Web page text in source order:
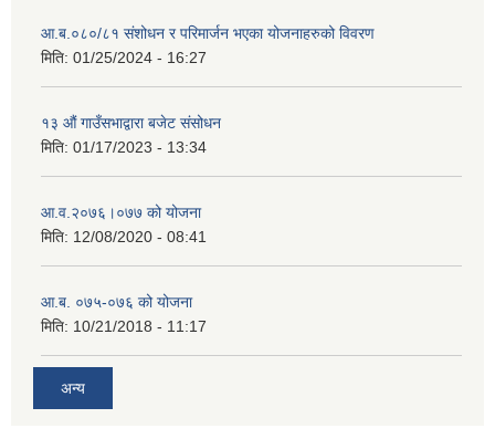
आ.ब.०८०/८१ संशोधन र परिमार्जन भएका योजनाहरुको विवरण
मिति: 01/25/2024 - 16:27
१३ औं गाउँसभाद्वारा बजेट संसोधन
मिति: 01/17/2023 - 13:34
आ‍.व.२०७६।०७७ को योजना
मिति: 12/08/2020 - 08:41
आ.ब. ०७५-०७६ को योजना
मिति: 10/21/2018 - 11:17
अन्य